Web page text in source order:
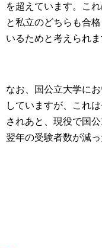
を超えています。こ
と私立のどちらも合
いるためと考えられま
なお、国公立大学に
していますが、これ
されあと、現役で国
翌年の受験者数が減